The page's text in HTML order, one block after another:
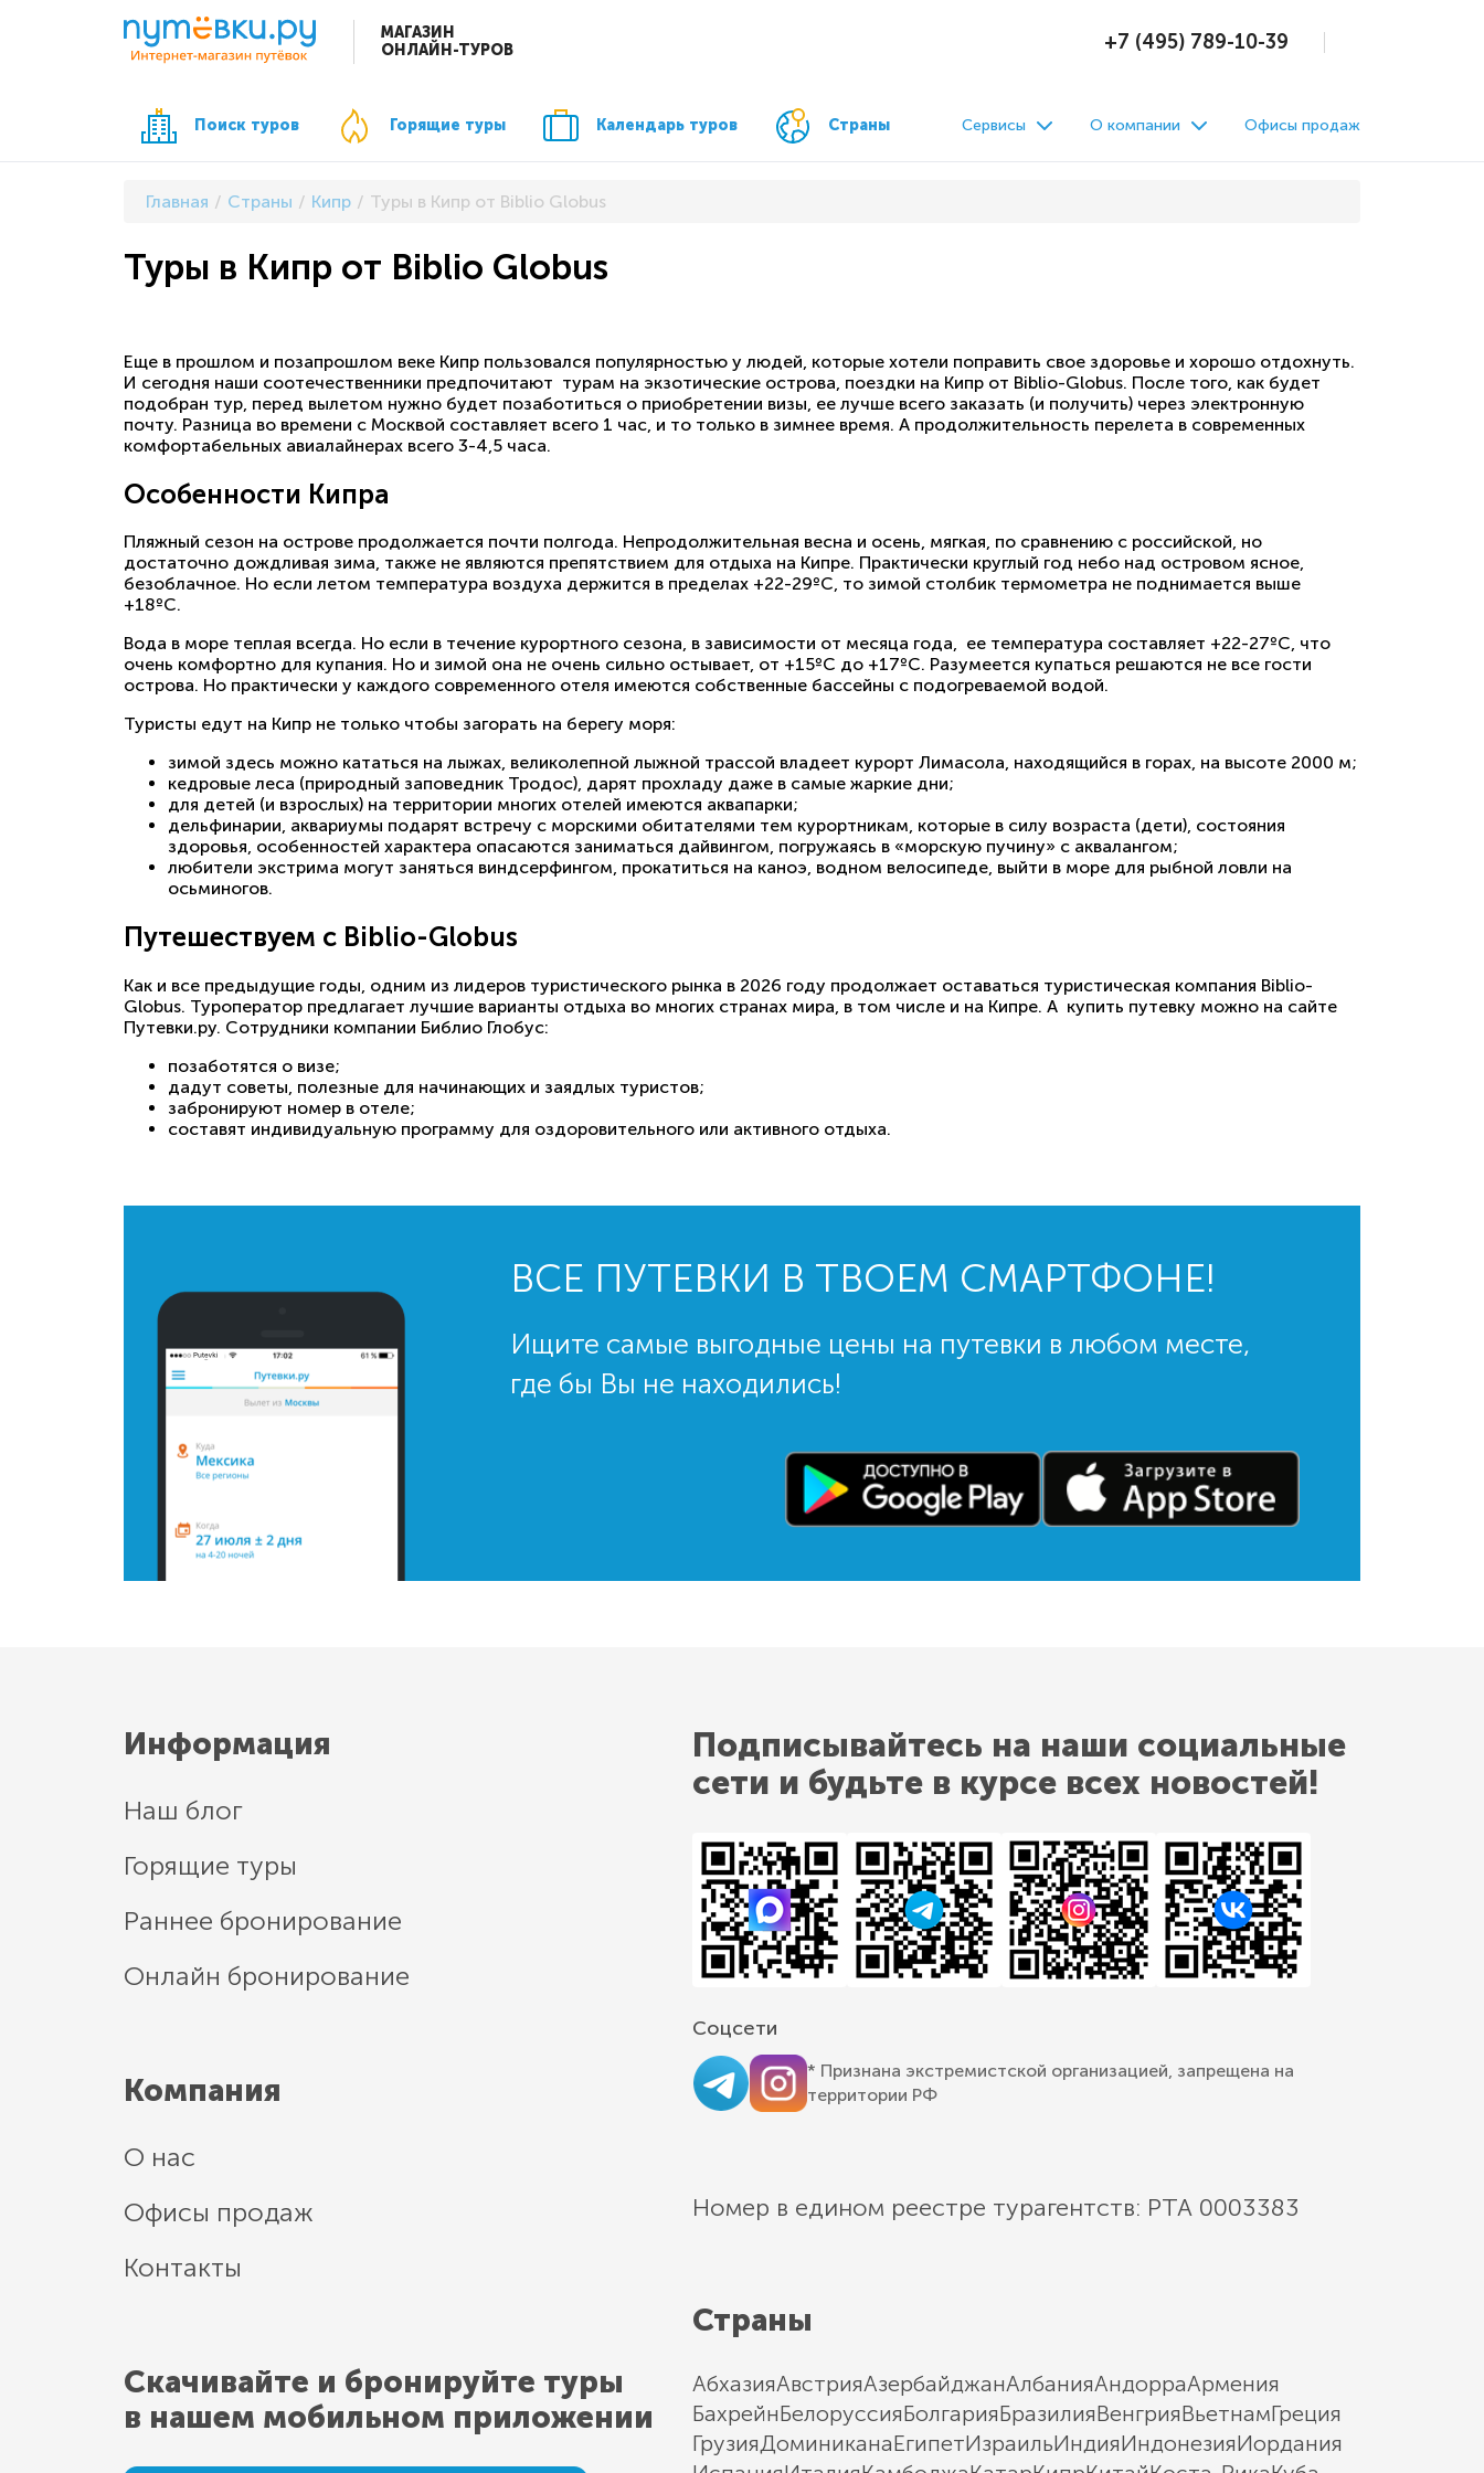
МАГАЗИН
ОНЛАЙН-ТУРОВ
+7 (495) 789-10-39
Поиск туров Горящие туры Календарь туров Страны Сервисы О компании Офисы продаж
Главная Страны Кипр Туры в Кипр от Biblio Globus
Туры в Кипр от Biblio Globus
Еще в прошлом и позапрошлом веке Кипр пользовался популярностью у людей, которые хотели поправить свое здоровье и хорошо отдохнуть.
И сегодня наши соотечественники предпочитают турам на экзотические острова, поездки на Кипр от Biblio-Globus. После того, как будет
подобран тур, перед вылетом нужно будет позаботиться о приобретении визы, ее лучше всего заказать (и получить) через электронную
почту. Разница во времени с Москвой составляет всего 1 час, и то только в зимнее время. А продолжительность перелета в современных
комфортабельных авиалайнерах всего 3-4,5 часа.
Особенности Кипра
Пляжный сезон на острове продолжается почти полгода. Непродолжительная весна и осень, мягкая, по сравнению с российской, но
достаточно дождливая зима, также не являются препятствием для отдыха на Кипре. Практически круглый год небо над островом ясное,
безоблачное. Но если летом температура воздуха держится в пределах +22-29ºС, то зимой столбик термометра не поднимается выше
+18ºС.
Вода в море теплая всегда. Но если в течение курортного сезона, в зависимости от месяца года, ее температура составляет +22-27ºС, что
очень комфортно для купания. Но и зимой она не очень сильно остывает, от +15ºС до +17ºС. Разумеется купаться решаются не все гости
острова. Но практически у каждого современного отеля имеются собственные бассейны с подогреваемой водой.
Туристы едут на Кипр не только чтобы загорать на берегу моря:
зимой здесь можно кататься на лыжах, великолепной лыжной трассой владеет курорт Лимасола, находящийся в горах, на высоте 2000 м;
кедровые леса (природный заповедник Тродос), дарят прохладу даже в самые жаркие дни;
для детей (и взрослых) на территории многих отелей имеются аквапарки;
дельфинарии, аквариумы подарят встречу с морскими обитателями тем курортникам, которые в силу возраста (дети), состояния
здоровья, особенностей характера опасаются заниматься дайвингом, погружаясь в «морскую пучину» с аквалангом;
любители экстрима могут заняться виндсерфингом, прокатиться на каноэ, водном велосипеде, выйти в море для рыбной ловли на
осьминогов.
Путешествуем с Biblio-Globus
Как и все предыдущие годы, одним из лидеров туристического рынка в 2026 году продолжает оставаться туристическая компания Biblio-
Globus. Туроператор предлагает лучшие варианты отдыха во многих странах мира, в том числе и на Кипре. А купить путевку можно на сайте
Путевки.ру. Сотрудники компании Библио Глобус:
позаботятся о визе;
дадут советы, полезные для начинающих и заядлых туристов;
забронируют номер в отеле;
составят индивидуальную программу для оздоровительного или активного отдыха.
ВСЕ ПУТЕВКИ В ТВОЕМ СМАРТФОНЕ!
Ищите самые выгодные цены на путевки в любом месте,
где бы Вы не находились!
Информация
Наш блог
Горящие туры
Раннее бронирование
Онлайн бронирование
Компания
О нас
Офисы продаж
Контакты
Скачивайте и бронируйте туры
в нашем мобильном приложении
Подписывайтесь на наши социальные
сети и будьте в курсе всех новостей!
Соцсети
* Признана экстремистской организацией, запрещена на
территории РФ
Номер в едином реестре турагентств: РТА 0003383
Страны
АбхазияАвстрияАзербайджанАлбанияАндорраАрмения
БахрейнБелоруссияБолгарияБразилияВенгрияВьетнамГреция
ГрузияДоминиканаЕгипетИзраильИндияИндонезияИордания